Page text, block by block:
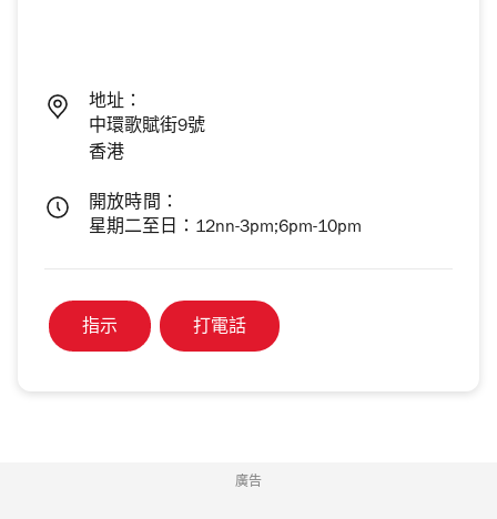
地址：
中環歌賦街9號
香港
開放時間：
星期二至日：12nn-3pm;6pm-10pm
指示 打電話
廣告